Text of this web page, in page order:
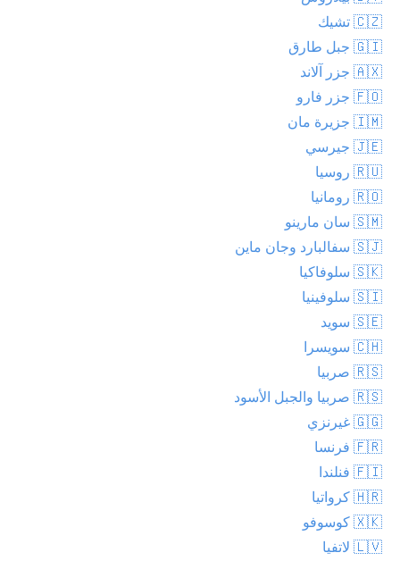
🇨🇿 تشيك
🇬🇮 جبل طارق
🇦🇽 جزر آلاند
🇫🇴 جزر فارو
🇮🇲 جزيرة مان
🇯🇪 جيرسي
🇷🇺 روسيا
🇷🇴 رومانيا
🇸🇲 سان مارينو
🇸🇯 سفالبارد وجان ماين
🇸🇰 سلوفاكيا
🇸🇮 سلوفينيا
🇸🇪 سويد
🇨🇭 سويسرا
🇷🇸 صربيا
🇷🇸 صربيا والجبل الأسود
🇬🇬 غيرنزي
🇫🇷 فرنسا
🇫🇮 فنلندا
🇭🇷 كرواتيا
🇽🇰 كوسوفو
🇱🇻 لاتفيا